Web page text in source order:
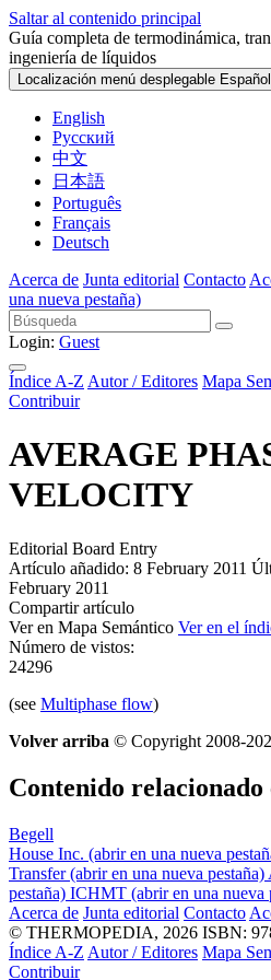
Saltar al contenido principal
Guía completa de termodinámica,
ingeniería de líquidos
Localización menú desplegable Español
English
Русский
中文
日本語
Português
Français
Deutsch
Acerca de Junta editorial Contacto
una nueva pestaña)
Login: Guest
Índice A-Z Autor / Editores Mapa
Contribuir
AVERAGE
VELOCITY
Editorial Board Entry
Artículo añadido: 8 February 2011
February 2011
Compartir artículo
Ver en Mapa Semántico Ver en el
Número de vistos:
24296
(see Multiphase flow)
Volver arriba © Copyright 2008-
Contenido
Begell
House Inc. (abrir en una nueva
Transfer (abrir en una nueva pestaña)
pestaña) ICHMT (abrir en una nueva
Acerca de Junta editorial Contacto
© THERMOPEDIA, 2026 ISBN:
Índice A-Z Autor / Editores Mapa
Contribuir